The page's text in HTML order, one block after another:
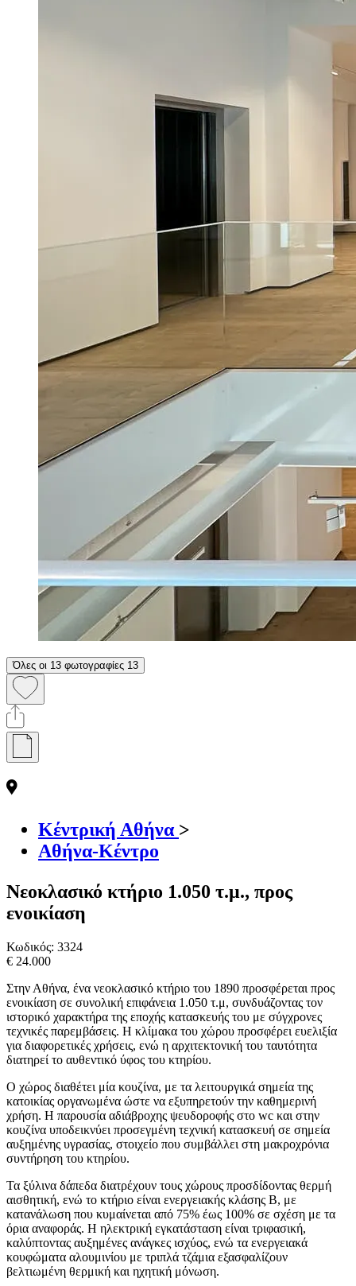
Όλες οι 13 φωτογραφίες 13
Κέντρική Αθήνα >
Αθήνα-Κέντρο
Νεοκλασικό κτήριο 1.050 τ.μ., προς
ενοικίαση
Κωδικός: 3324
€ 24.000
Στην Αθήνα, ένα νεοκλασικό κτήριο του 1890 προσφέρεται προς
ενοικίαση σε συνολική επιφάνεια 1.050 τ.μ, συνδυάζοντας τον
ιστορικό χαρακτήρα της εποχής κατασκευής του με σύγχρονες
τεχνικές παρεμβάσεις. Η κλίμακα του χώρου προσφέρει ευελιξία
για διαφορετικές χρήσεις, ενώ η αρχιτεκτονική του ταυτότητα
διατηρεί το αυθεντικό ύφος του κτηρίου.
Ο χώρος διαθέτει μία κουζίνα, με τα λειτουργικά σημεία της
κατοικίας οργανωμένα ώστε να εξυπηρετούν την καθημερινή
χρήση. Η παρουσία αδιάβροχης ψευδοροφής στο wc και στην
κουζίνα υποδεικνύει προσεγμένη τεχνική κατασκευή σε σημεία
αυξημένης υγρασίας, στοιχείο που συμβάλλει στη μακροχρόνια
συντήρηση του κτηρίου.
Τα ξύλινα δάπεδα διατρέχουν τους χώρους προσδίδοντας θερμή
αισθητική, ενώ το κτήριο είναι ενεργειακής κλάσης Β, με
κατανάλωση που κυμαίνεται από 75% έως 100% σε σχέση με τα
όρια αναφοράς. Η ηλεκτρική εγκατάσταση είναι τριφασική,
καλύπτοντας αυξημένες ανάγκες ισχύος, ενώ τα ενεργειακά
κουφώματα αλουμινίου με τριπλά τζάμια εξασφαλίζουν
βελτιωμένη θερμική και ηχητική μόνωση.